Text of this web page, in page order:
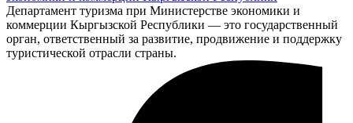
Департамент туризма при Министерстве экономики и
коммерции Кыргызской Республики — это государственный
орган, ответственный за развитие, продвижение и поддержку
туристической отрасли страны.